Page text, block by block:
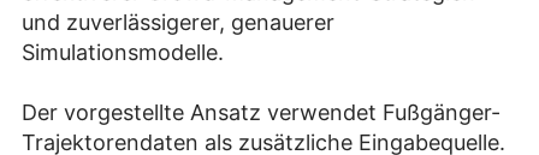
und zuverlässigerer, genauerer
Simulationsmodelle.
Der vorgestellte Ansatz verwendet Fußgänger-
Trajektorendaten als zusätzliche Eingabequelle.